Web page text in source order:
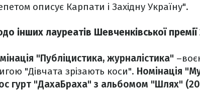
описує Карпати і Західну Україну".
інших лауреатів Шевченківської
"Публіцистика, журналістика"
"Дівчата зрізають коси". Номінація
гурт "ДахаБраха" з альбомом "Шлях"